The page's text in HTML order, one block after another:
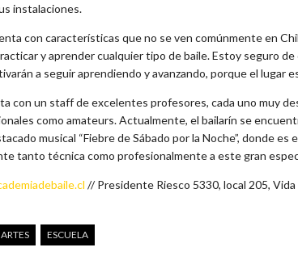
instalaciones.
con características que no se ven comúnmente en
y aprender cualquier tipo de baile. Estoy seguro
a seguir aprendiendo y avanzando, porque el lugar
con un staff de excelentes profesores, cada uno muy
como amateurs. Actualmente, el bailarín se
musical “Fiebre de Sábado por la Noche”, donde
tanto técnica como profesionalmente a este gran
// Presidente Riesco 5330, local 205,
ARTES ESCUELA